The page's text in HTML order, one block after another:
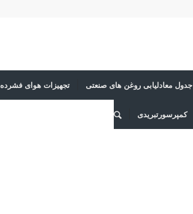
جدول معادلیابی روغن های صنعتی تجهیزات هوای فشرده
کمپرسورتبریدی